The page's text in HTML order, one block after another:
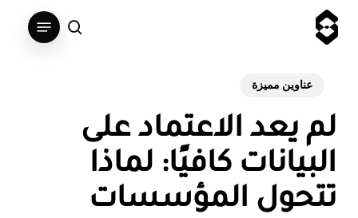
search
Menu
عناوين مميزة
لم يعد الاعتماد على
البيانات كافيًا: لماذا
تتحول المؤسسات